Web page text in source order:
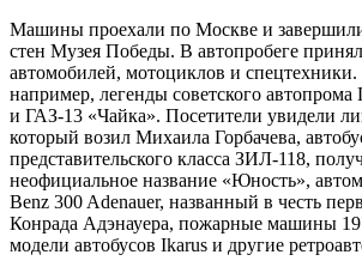
Машины проехали по Москве и
стен Музея Победы. В автопробеге
автомобилей, мотоциклов и
например, легенды советского
и ГАЗ-13 «Чайка». Посетители увидели
который возил Михаила Горбачева,
представительского класса ЗИЛ-118,
неофициальное название «Юность»,
Benz 300 Adenauer, названный в честь
Конрада Адэнауера, пожарные машины
модели автобусов Ikarus и другие